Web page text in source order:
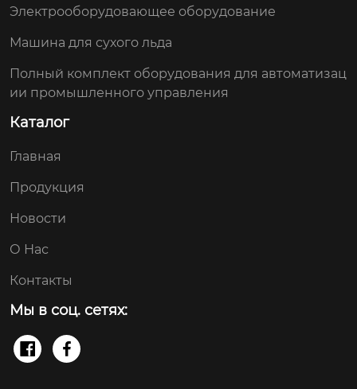
Электрооборудовающее оборудование
Машина для сухого льда
Полный комплект оборудования для автоматизац
ии промышленного управления
Каталог
Главная
Продукция
Новости
О Нас
Контакты
Мы в соц. сетях:
 